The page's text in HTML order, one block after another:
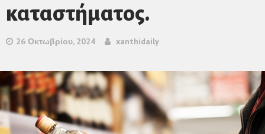
καταστήματος.
26 Οκτωβρίου, 2024 xanthidaily